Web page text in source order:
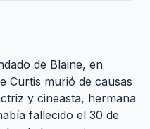
de Blaine, en
Curtis murió de causas
y cineasta, hermana
fallecido el 30 de